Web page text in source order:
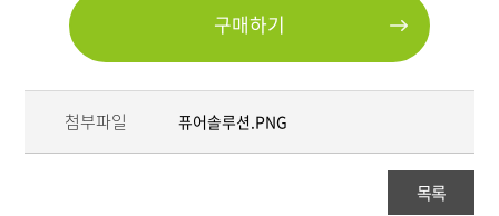
구매하기
첨부파일 퓨어솔루션.PNG
목록